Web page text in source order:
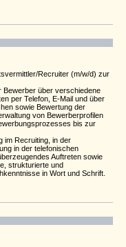
Recruiter (m/w/d) zur
Bewerber über verschiedene
per Telefon, E-Mail und über
sowie Bewertung der
von Bewerberprofilen
bis zur
im Recruiting, in der
in der telefonischen
Auftreten sowie
strukturierte und
in Wort und Schrift.